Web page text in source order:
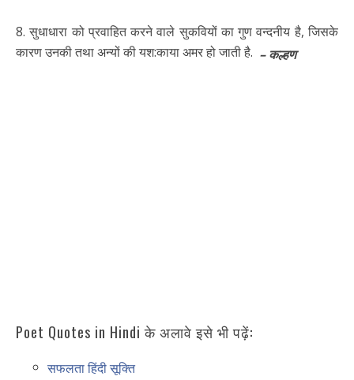
8. सुधाधारा को प्रवाहित करने वाले सुकवियों का गुण वन्दनीय है, जिसके
कारण उनकी तथा अन्यों की यश:काया अमर हो जाती है. – कल्हण
Poet Quotes in Hindi के अलावे इसे भी पढ़ें:
सफलता हिंदी सूक्ति